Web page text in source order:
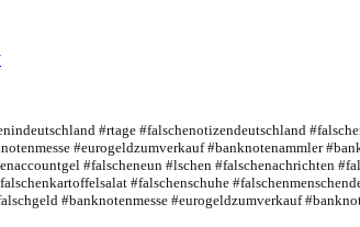
#rtage #falschenotizendeutschland
#eurogeldzumverkauf #banknotenammler
#falscheneun #lschen #falschenachrichten
#falschenschuhe
#banknotenmesse #eurogeldzumverkauf